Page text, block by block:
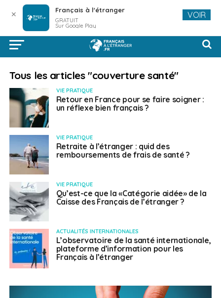
Tous les articles "couverture santé"
VIE PRATIQUE
Retour en France pour se faire soigner :
un réflexe bien français ?
VIE PRATIQUE
Retraite à l’étranger : quid des
remboursements de frais de santé ?
VIE PRATIQUE
Qu’est-ce que la «Catégorie aidée» de la
Caisse des Français de l’étranger ?
ACTUALITÉS INTERNATIONALES
L’observatoire de la santé internationale,
plateforme d’information pour les
Français à l’étranger
✕ Français à l'étranger
GRATUIT
Sur Google Play
VOIR